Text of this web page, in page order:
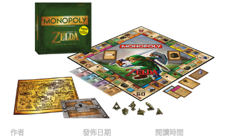
作者
發佈日期
閱讀時間